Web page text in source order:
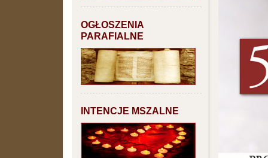
OGŁOSZENIA
PARAFIALNE
INTENCJE MSZALNE